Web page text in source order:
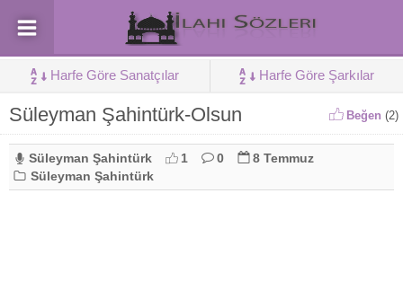
Harfe Göre Sanatçılar Harfe Göre Şarkılar
Süleyman Şahintürk-Olsun Beğen (2)
Süleyman Şahintürk 1 0
8 Temmuz
Süleyman Şahintürk